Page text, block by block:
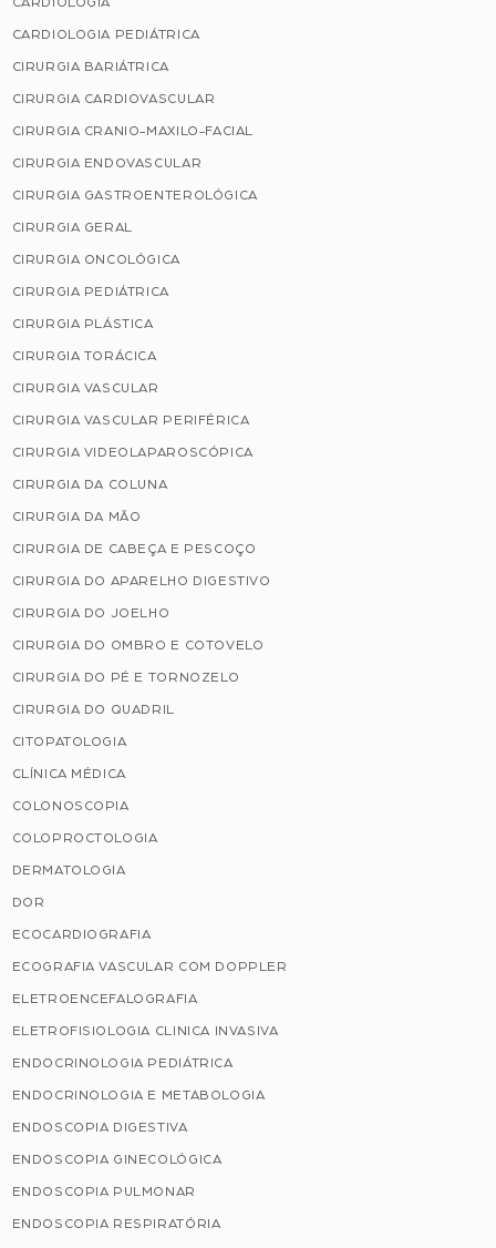
CARDIOLOGIA PEDIÁTRICA
CIRURGIA BARIÁTRICA
CIRURGIA CARDIOVASCULAR
CIRURGIA CRANIO-MAXILO-FACIAL
CIRURGIA ENDOVASCULAR
CIRURGIA GASTROENTEROLÓGICA
CIRURGIA GERAL
CIRURGIA ONCOLÓGICA
CIRURGIA PEDIÁTRICA
CIRURGIA PLÁSTICA
CIRURGIA TORÁCICA
CIRURGIA VASCULAR
CIRURGIA VASCULAR PERIFÉRICA
CIRURGIA VIDEOLAPAROSCÓPICA
CIRURGIA DA COLUNA
CIRURGIA DA MÃO
CIRURGIA DE CABEÇA E PESCOÇO
CIRURGIA DO APARELHO DIGESTIVO
CIRURGIA DO JOELHO
CIRURGIA DO OMBRO E COTOVELO
CIRURGIA DO PÉ E TORNOZELO
CIRURGIA DO QUADRIL
CITOPATOLOGIA
CLÍNICA MÉDICA
COLONOSCOPIA
COLOPROCTOLOGIA
DERMATOLOGIA
DOR
ECOCARDIOGRAFIA
ECOGRAFIA VASCULAR COM DOPPLER
ELETROENCEFALOGRAFIA
ELETROFISIOLOGIA CLINICA INVASIVA
ENDOCRINOLOGIA PEDIÁTRICA
ENDOCRINOLOGIA E METABOLOGIA
ENDOSCOPIA DIGESTIVA
ENDOSCOPIA GINECOLÓGICA
ENDOSCOPIA PULMONAR
ENDOSCOPIA RESPIRATÓRIA